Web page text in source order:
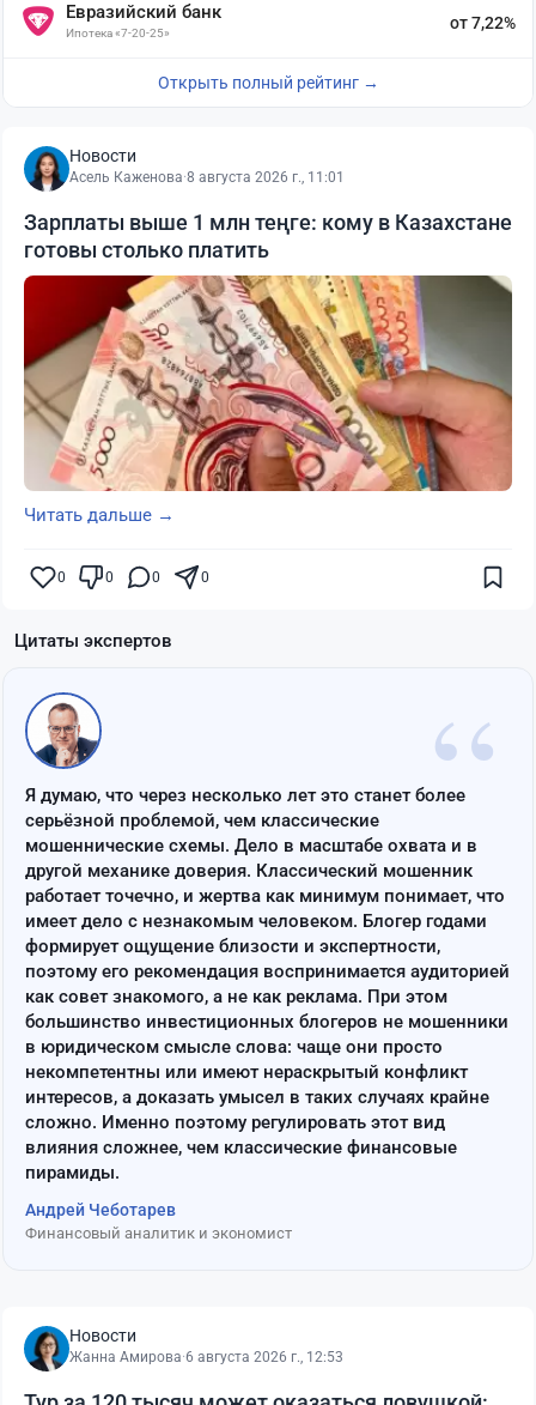
Евразийский банк
Ипотека «7-20-25»
от 7,22%
Открыть полный рейтинг →
Новости
Асель Каженова·8 августа 2026 г., 11:01
Зарплаты выше 1 млн теңге: кому в Казахстане
готовы столько платить
Читать дальше →
0 0 0 0
Цитаты экспертов
“
Я думаю, что через несколько лет это станет более
серьёзной проблемой, чем классические
мошеннические схемы. Дело в масштабе охвата и в
другой механике доверия. Классический мошенник
работает точечно, и жертва как минимум понимает, что
имеет дело с незнакомым человеком. Блогер годами
формирует ощущение близости и экспертности,
поэтому его рекомендация воспринимается аудиторией
как совет знакомого, а не как реклама. При этом
большинство инвестиционных блогеров не мошенники
в юридическом смысле слова: чаще они просто
некомпетентны или имеют нераскрытый конфликт
интересов, а доказать умысел в таких случаях крайне
сложно. Именно поэтому регулировать этот вид
влияния сложнее, чем классические финансовые
пирамиды.
Андрей Чеботарев
Финансовый аналитик и экономист
Новости
Жанна Амирова·6 августа 2026 г., 12:53